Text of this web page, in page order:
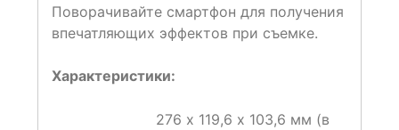
Поворачивайте смартфон для получения
впечатляющих эффектов при съемке.
Характеристики:
276 х 119,6 х 103,6 мм (в